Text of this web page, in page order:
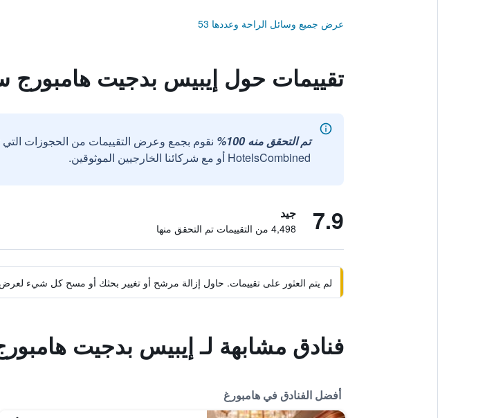
عرض جميع وسائل الراحة وعددها 53
تقييمات حول إيبيس بدجيت
تم التحقق منه 100%
نقوم بجمع وعرض التقييمات من الحجوزات
HotelsCombined أو مع شركائنا الخارجيين الموثوقين.
7.9 جيد
4,498 من التقييمات تم التحقق منها
لم يتم العثور على تقييمات. حاول إزالة مرشح أو تغيير بحثك أو مسح كل شيء لعرض
فنادق مشابهة لـ إيبيس بدجيت
أفضل الفنادق في هامبورغ